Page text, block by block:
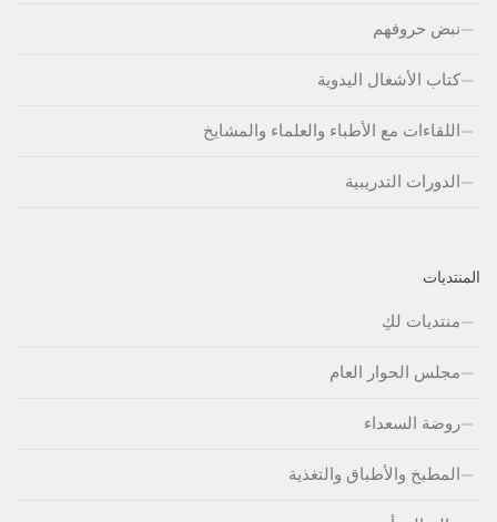
نبض حروفهم
كتاب الأشغال اليدوية
اللقاءات مع الأطباء والعلماء والمشايخ
الدورات التدريبية
المنتديات
منتديات لكِ
مجلس الحوار العام
روضة السعداء
المطبخ والأطباق والتغذية